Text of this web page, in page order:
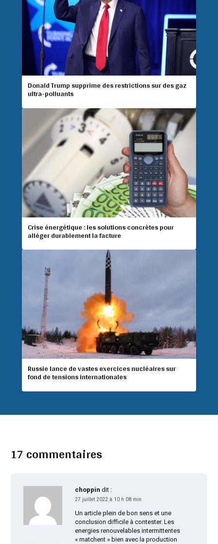
Donald Trump supprime des restrictions sur des gaz
ultra-polluants
Crise énergétique : les solutions concrètes pour
alléger durablement la facture
Russie lance de vastes exercices nucléaires sur
fond de tensions internationales
17 commentaires
choppin dit :
27 juillet 2022 à 10 h 08 min
Un article plein de bon sens et une
conclusion difficile à contester. Les
energies renouvelables intermittentes
« matchent » bien avec la production